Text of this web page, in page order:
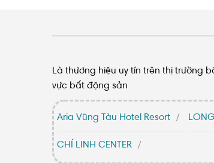
Là thương hiệu uy tín trên thị trường
vực bất động sản
Aria Vũng Tàu Hotel Resort
CHÍ LINH CENTER